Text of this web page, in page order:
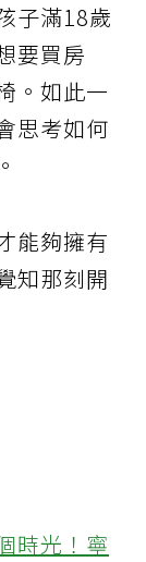
子滿18歲
要買房
。如此一
思考如何
能夠擁有
知那刻開
時光！寧